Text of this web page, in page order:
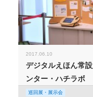
2017.06.10
デジタルえほん常
ンター・ハチラボ
巡回展・展示会